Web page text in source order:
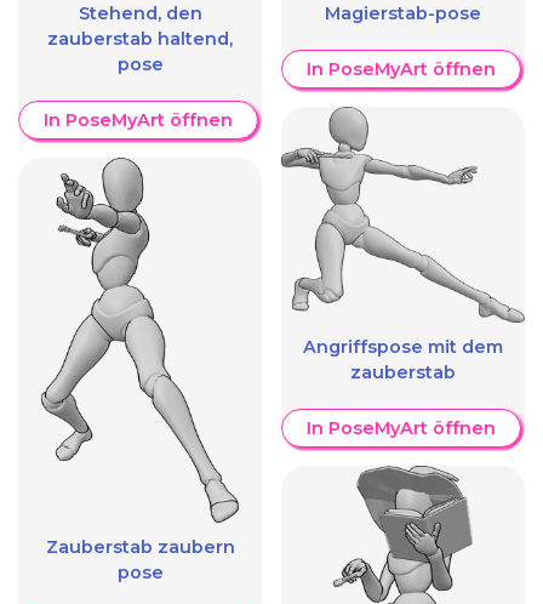
Stehend, den
zauberstab haltend,
pose
In PoseMyArt öffnen
Zauberstab zaubern
pose
Magierstab-pose
In PoseMyArt öffnen
Angriffspose mit dem
zauberstab
In PoseMyArt öffnen